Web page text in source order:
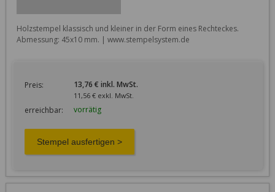
Holzstempel klassisch und kleiner in der Form eines Rechteckes.
Abmessung: 45x10 mm. | www.stempelsystem.de
Preis: 13,76 € inkl. MwSt.
11,56 € exkl. MwSt.
erreichbar: vorrätig